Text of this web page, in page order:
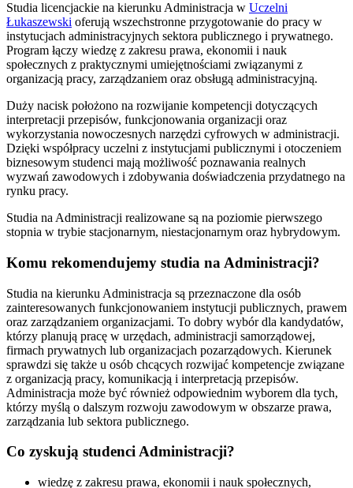
Studia licencjackie na kierunku Administracja w Uczelni
Łukaszewski oferują wszechstronne przygotowanie do pracy w
instytucjach administracyjnych sektora publicznego i prywatnego.
Program łączy wiedzę z zakresu prawa, ekonomii i nauk
społecznych z praktycznymi umiejętnościami związanymi z
organizacją pracy, zarządzaniem oraz obsługą administracyjną.
Duży nacisk położono na rozwijanie kompetencji dotyczących
interpretacji przepisów, funkcjonowania organizacji oraz
wykorzystania nowoczesnych narzędzi cyfrowych w administracji.
Dzięki współpracy uczelni z instytucjami publicznymi i otoczeniem
biznesowym studenci mają możliwość poznawania realnych
wyzwań zawodowych i zdobywania doświadczenia przydatnego na
rynku pracy.
Studia na Administracji realizowane są na poziomie pierwszego
stopnia w trybie stacjonarnym, niestacjonarnym oraz hybrydowym.
Komu rekomendujemy studia na Administracji?
Studia na kierunku Administracja są przeznaczone dla osób
zainteresowanych funkcjonowaniem instytucji publicznych, prawem
oraz zarządzaniem organizacjami. To dobry wybór dla kandydatów,
którzy planują pracę w urzędach, administracji samorządowej,
firmach prywatnych lub organizacjach pozarządowych. Kierunek
sprawdzi się także u osób chcących rozwijać kompetencje związane
z organizacją pracy, komunikacją i interpretacją przepisów.
Administracja może być również odpowiednim wyborem dla tych,
którzy myślą o dalszym rozwoju zawodowym w obszarze prawa,
zarządzania lub sektora publicznego.
Co zyskują studenci Administracji?
wiedzę z zakresu prawa, ekonomii i nauk społecznych,